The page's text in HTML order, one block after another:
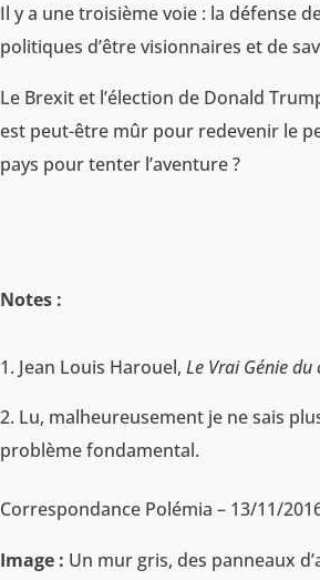
Il y a une troisième voie : la défense
politiques d’être visionnaires et de
Le Brexit et l’élection de Donald
est peut-être mûr pour redevenir le
pays pour tenter l’aventure ?
Notes :
Jean Louis Harouel,Le Vrai Génie
Lu, malheureusement je ne sais
problème fondamental.
Correspondance Polémia – 13/11/
Image : Un mur gris, des panneaux